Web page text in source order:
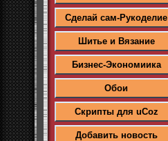
Сделай сам-Рукоделие
Шитье и Вязание
Бизнес-Экономиика
Обои
Скрипты для uCoz
Добавить новость